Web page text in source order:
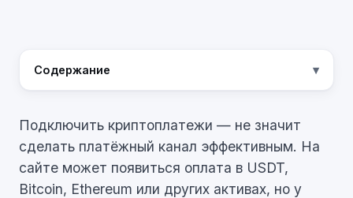
Содержание
Подключить криптоплатежи — не значит
сделать платёжный канал эффективным. На
сайте может появиться оплата в USDT,
Bitcoin, Ethereum или других активах, но у